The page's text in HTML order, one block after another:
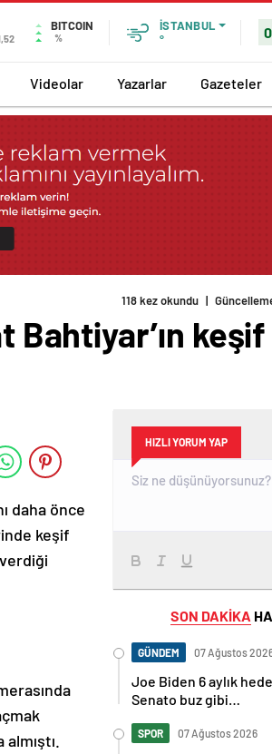
BITCOIN
%
İSTANBUL
°
Videolar Yazarlar Gazeteler
118 kez okundu |
Bahtiyar’ın keşif
daha önce
keşif
HIZLI YORUM YAP
SON DAKİKA
GÜNDEM 07 Ağustos
Joe Biden 6 aylık
Senato buz gibi…
SPOR 07 Ağustos 2026